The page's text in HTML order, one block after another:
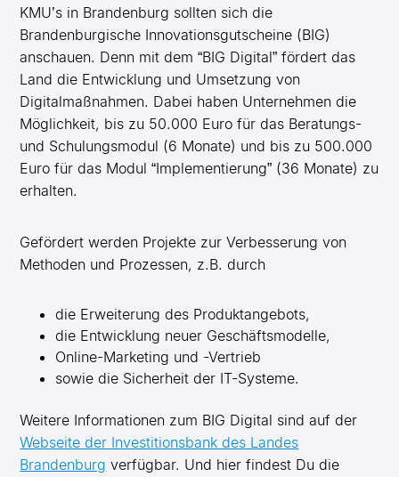
KMU’s in Brandenburg sollten sich die
Brandenburgische Innovationsgutscheine (BIG)
anschauen. Denn mit dem “BIG Digital” fördert das
Land die Entwicklung und Umsetzung von
Digitalmaßnahmen. Dabei haben Unternehmen die
Möglichkeit, bis zu 50.000 Euro für das Beratungs-
und Schulungsmodul (6 Monate) und bis zu 500.000
Euro für das Modul “Implementierung” (36 Monate) zu
erhalten.
Gefördert werden Projekte zur Verbesserung von
Methoden und Prozessen, z.B. durch
die Erweiterung des Produktangebots,
die Entwicklung neuer Geschäftsmodelle,
Online-Marketing und -Vertrieb
sowie die Sicherheit der IT-Systeme.
Weitere Informationen zum BIG Digital sind auf der
Webseite der Investitionsbank des Landes
Brandenburg verfügbar. Und hier findest Du die